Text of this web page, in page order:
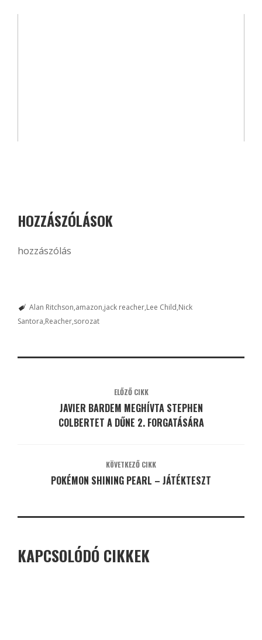
HOZZÁSZÓLÁSOK
hozzászólás
Alan Ritchson amazon jack reacher Lee Child Nick
Santora Reacher sorozat
ELŐZŐ CIKK
JAVIER BARDEM MEGHÍVTA STEPHEN
COLBERTET A DŰNE 2. FORGATÁSÁRA
KÖVETKEZŐ CIKK
POKÉMON SHINING PEARL – JÁTÉKTESZT
KAPCSOLÓDÓ CIKKEK